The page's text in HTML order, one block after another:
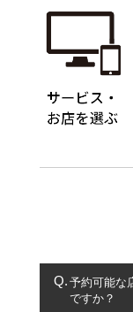
予約可能な
ですか？